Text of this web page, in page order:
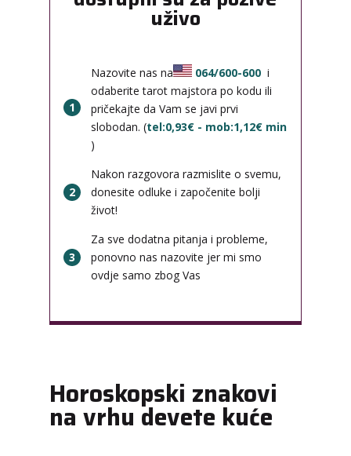
uživo
1
Nazovite nas na 064/600-600 i
odaberite tarot majstora po kodu ili
pričekajte da Vam se javi prvi
slobodan. (tel:0,93€ - mob:1,12€ min
)
2
Nakon razgovora razmislite o svemu,
donesite odluke i započenite bolji
život!
3
Za sve dodatna pitanja i probleme,
ponovno nas nazovite jer mi smo
ovdje samo zbog Vas
Horoskopski znakovi
na vrhu devete kuće